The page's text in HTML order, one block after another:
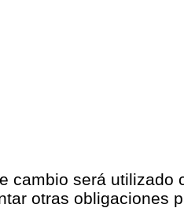
cambio será utilizado
otras obligaciones